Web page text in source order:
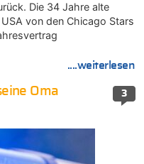
Die 34 Jahre alte
von den Chicago Stars
....weiterlesen
3
Oma